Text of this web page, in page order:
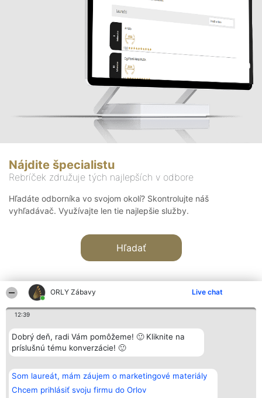
ORLY Zábavy Live chat
12:39
Dobrý deň, radi Vám pomôžeme! 🙂 Kliknite na
príslušnú tému konverzácie! 🙂
Som laureát, mám záujem o marketingové materiály
Chcem prihlásiť svoju firmu do Orlov
Nájdite špecialistu
Rebríček združuje tých najlepších v odbore
Hľadáte odborníka vo svojom okolí? Skontrolujte náš
vyhľadávač. Využívajte len tie najlepšie služby.
Hľadať
Organizátor hodnotenia
Bright Side Solutions sp. z o.
o. sp. k.
Wrocław 50-079
KRS 0000749100 | Regon
381313360 | NIP 8943132676
+48 508 492 400
Hodnotenie
Laureáti
Lista
Laureatów
Podmienky
Obchodné
podmienky
Kontakt
Kontakt